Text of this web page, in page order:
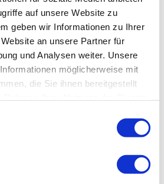
auf unsere Website zu
geben wir Informationen zu Ihrer
an unsere Partner für
und Analysen weiter. Unsere
möglicherweise mit
die Sie ihnen bereitgestellt
Daten zu verlangen.
Ihrer personenbezogenen
geschah/geschieht, können Sie
die Einschränkung der
verlangen.
Daten nicht mehr
von Rechtsansprüchen